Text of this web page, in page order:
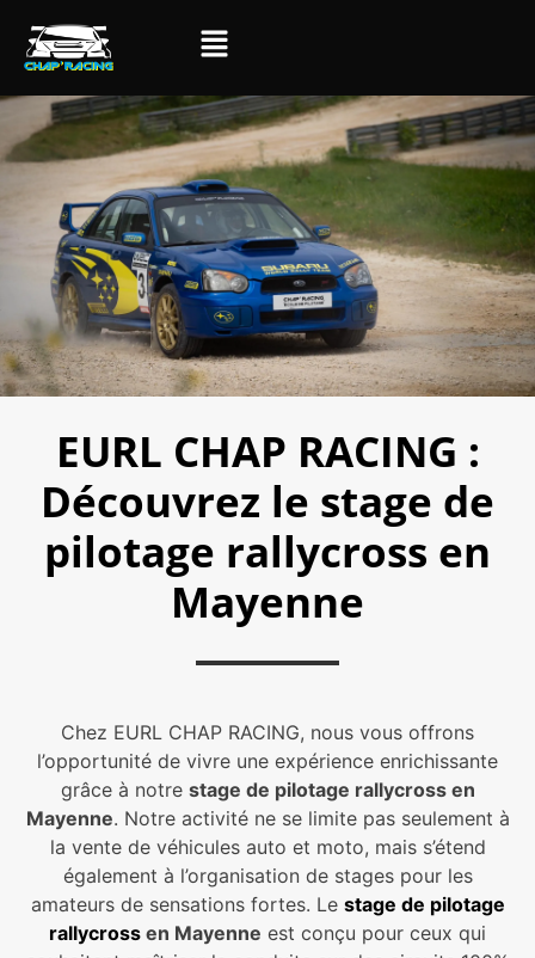
EURL CHAP RACING :
Découvrez le stage de
pilotage rallycross en
Mayenne
Chez EURL CHAP RACING, nous vous offrons
l’opportunité de vivre une expérience enrichissante
grâce à notre stage de pilotage rallycross en
Mayenne. Notre activité ne se limite pas seulement à
la vente de véhicules auto et moto, mais s’étend
également à l’organisation de stages pour les
amateurs de sensations fortes. Le stage de pilotage
rallycross en Mayenne est conçu pour ceux qui